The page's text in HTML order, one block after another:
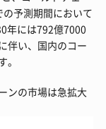
予測期間において
年には792億7000
伴い、国内のコー
ンの市場は急拡大